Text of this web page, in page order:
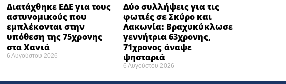
Διατάχθηκε ΕΔΕ για τους
αστυνομικούς που
εμπλέκονται στην
υπόθεση της 75χρονης
στα Χανιά
6 Αυγούστου 2026
Δύο συλλήψεις για τις
φωτιές σε Σκύρο και
Λακωνία: Βραχυκύκλωσε
γεννήτρια 63χρονης,
71χρονος άναψε
ψησταριά
6 Αυγούστου 2026